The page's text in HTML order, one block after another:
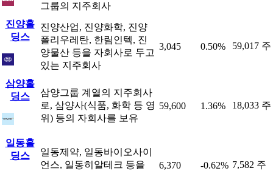
그룹의 지주회사
진양홀
딩스
진양산업, 진양화학, 진양
폴리우레탄, 한림인텍, 진
양물산 등을 자회사로 두고
있는 지주회사
3,045 0.50% 59,017 주
삼양홀
딩스
삼양그룹 계열의 지주회사
로, 삼양사(식품, 화학 등 영
위) 등의 자회사를 보유
59,600 1.36% 18,033 주
일동홀
딩스
일동제약, 일동바이오사이
언스, 일동히알테크 등을
6,370 -0.62% 7,582 주